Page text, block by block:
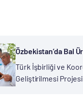
Özbekistan’da Bal
Türk İşbirliği ve
Geliştirilmesi Projesi